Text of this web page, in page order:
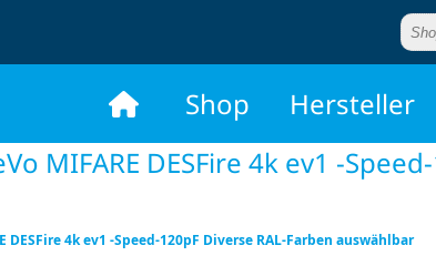
Shop Hersteller
MIFARE DESFire 4k ev1 -
DESFire 4k ev1 -Speed-120pF Diverse RAL-Farben auswählbar